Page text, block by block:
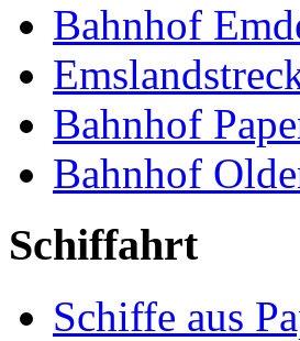
Bahnhof
Bahnhof
Bahnhof
Schiffahrt
Schiffe aus